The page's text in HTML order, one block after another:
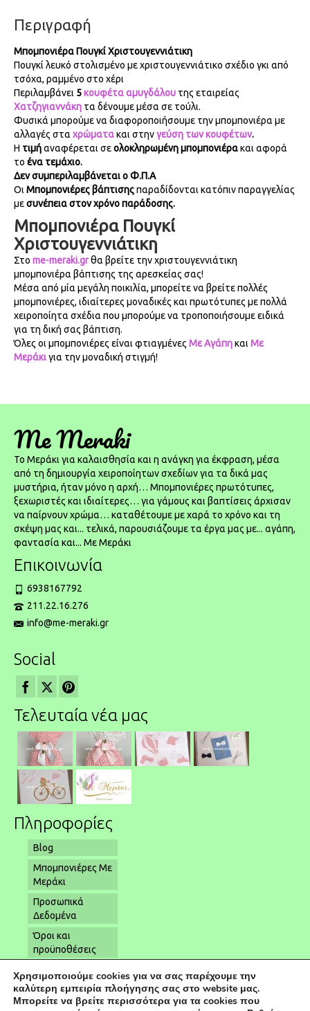
Περιγραφή
Μπομπονιέρα Πουγκί Χριστουγεννιάτικη
Πουγκί λευκό στολισμένο με χριστουγεννιάτικο σχέδιο γκι από
τσόχα, ραμμένο στο χέρι
Περιλαμβάνει 5κουφέτα αμυγδάλου της εταιρείας
Χατζηγιαννάκη τα δένουμε μέσα σε τούλι.
Φυσικά μπορούμε να διαφοροποιήσουμε την μπομπονιέρα με
αλλαγές στα χρώματακαι στηνγεύση των κουφέτων.
Η τιμήαναφέρεται σεολοκληρωμένη μπομπονιέρακαι αφορά
το ένα τεμάχιο.
Δεν συμπεριλαμβάνεται ο Φ.Π.Α
Οι Μπομπονιέρες βάπτισηςπαραδίδονται κατόπιν παραγγελίας
μεσυνέπεια στον χρόνο παράδοσης.
Μπομπονιέρα Πουγκί
Χριστουγεννιάτικη
Στο me-meraki.grθα βρείτε την χριστουγεννιάτικη
μπομπονιέρα βάπτισης της αρεσκείας σας!
Μέσα από μία μεγάλη ποικιλία, μπορείτε να βρείτε πολλές
μπομπονιέρες, ιδιαίτερες μοναδικές και πρωτότυπες με πολλά
χειροποίητα σχέδια που μπορούμε να τροποποιήσουμε ειδικά
για τη δική σας βάπτιση.
Όλες οι μπομπονιέρες είναι φτιαγμένες Με Αγάπηκαι Με
Μεράκιγια την μοναδική στιγμή!
Me Meraki
To Μεράκι για καλαισθησία και η ανάγκη για έκφραση, μέσα
από τη δημιουργία χειροποίητων σχεδίων για τα δικά μας
μυστήρια, ήταν μόνο η αρχή… Μπομπονιέρες πρωτότυπες,
ξεχωριστές και ιδιαίτερες… για γάμους και βαπτίσεις άρχισαν
να παίρνουν χρώμα… καταθέτουμε με χαρά το χρόνο και τη
σκέψη μας και... τελικά, παρουσιάζουμε τα έργα μας με... αγάπη,
φαντασία και... Με Μεράκι
Επικοινωνία
6938167792
211.22.16.276
info@me-meraki.gr
Social
Τελευταία νέα μας
Πληροφορίες
Blog
Μπομπονιέρες Με
Μεράκι
Προσωπικά
Δεδομένα
Όροι και
προϋποθέσεις
Όροι αποστολής
– παραλαβής
Επικοινωνία
Χρησιμοποιούμε cookies για να σας παρέχουμε την
καλύτερη εμπειρία πλοήγησης σας στο website μας.
Μπορείτε να βρείτε περισσότερα για τα cookies που